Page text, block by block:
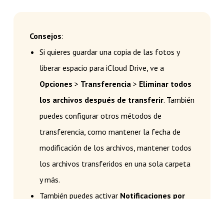
Consejos:
Si quieres guardar una copia de las fotos y
liberar espacio para iCloud Drive, ve a
Opciones > Transferencia> Eliminar todos
los archivos después de transferir. También
puedes configurar otros métodos de
transferencia, como mantener la fecha de
modificación de los archivos, mantener todos
los archivos transferidos en una sola carpeta
y más.
También puedes activar Notificaciones por